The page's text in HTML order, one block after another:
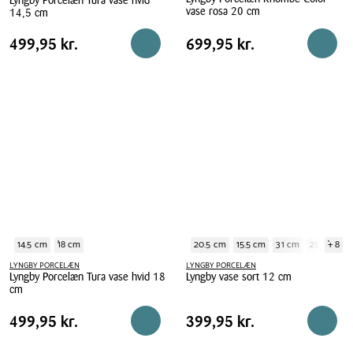
14,5 cm
Lyngby
Porcelæn
Pris
Pris 499,95 kr.
499,95 kr. Reservér i butik
vase rosa 20 cm
Lyngby
Porcelæn
Pris
Pris 699,95 kr.
699,95 kr.
14.5 cm 18 cm
LYNGBY PORCELÆN
Lyngby Porcelæn Tura vase hvid 18
cm
Lyngby
Porcelæn
Pris
Pris 499,95 kr.
499,95 kr. Reservér i butik
20.5 cm 15.5 cm 31 cm 25 cm+ 8
LYNGBY PORCELÆN
Lyngby vase sort 12 cm
vase
sort
Pris
Pris 399,95 kr.
399,95 kr.